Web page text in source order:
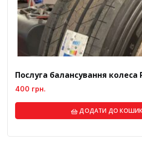
Послуга балансування колеса
400 грн.
ДОДАТИ ДО